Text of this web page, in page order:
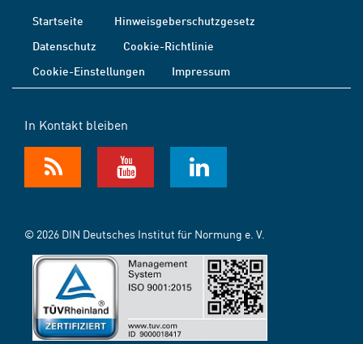
Startseite
Hinweisgeberschutzgesetz
Datenschutz
Cookie-Richtlinie
Cookie-Einstellungen
Impressum
In Kontakt bleiben
© 2026 DIN Deutsches Institut für Normung e. V.